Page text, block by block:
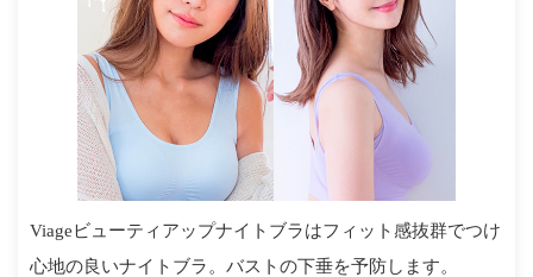
Viageビューティアップナイトブラはフィット感抜群でつけ
心地の良いナイトブラ。バストの下垂を予防します。